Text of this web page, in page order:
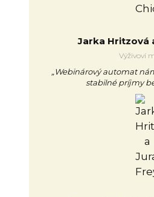
Jarka Hritzová
Výživoví
„Webinárový automat
stabilné príjmy